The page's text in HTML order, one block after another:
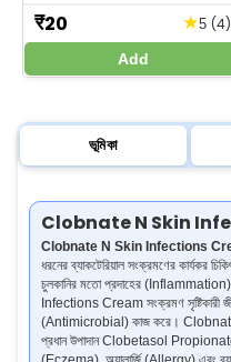
₹20 ★5 (4)
Add
ভূমিকা
Clobnate N Skin
Clobnate N Skin Infections
ধরনের ব্যাকটেরিয়াল সংক্রমণের কার্যকর
চুলকানির মতো প্রদাহের
Infections Cream সংক্রমণ সৃষ্টিকারী
(Antimicrobial) কাজ করে।
প্রধান উপাদান Clobetasol